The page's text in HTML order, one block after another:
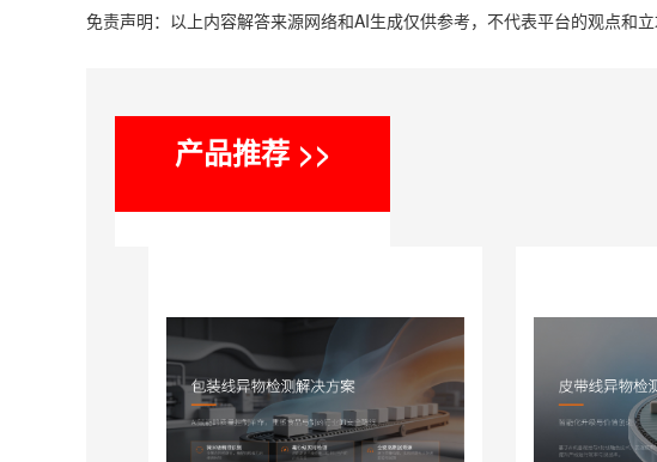
免责声明：以上内容解答来源网络和AI生成仅供参考，不代表平台的观点和
产品推荐 >>